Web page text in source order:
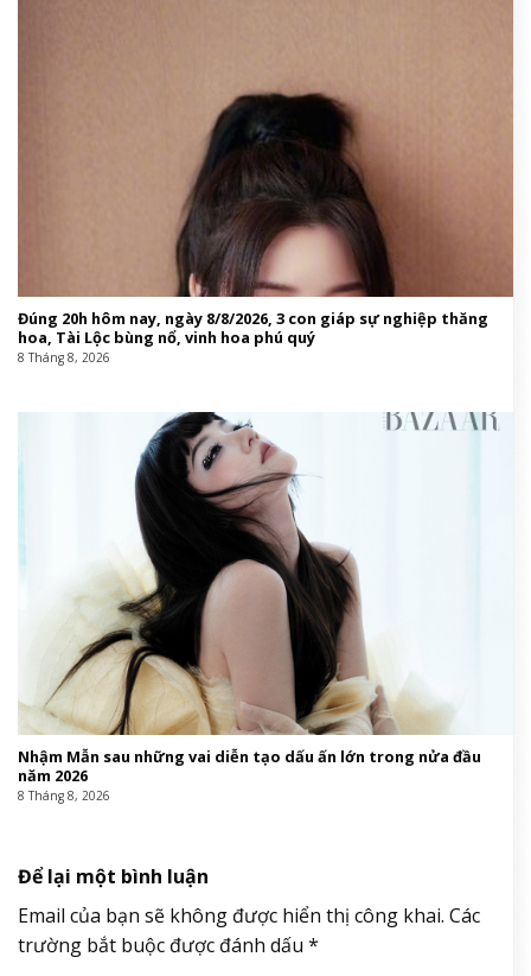
Đúng 20h hôm nay, ngày 8/8/2026, 3 con giáp sự nghiệp thăng
hoa, Tài Lộc bùng nổ, vinh hoa phú quý
8 Tháng 8, 2026
Nhậm Mẫn sau những vai diễn tạo dấu ấn lớn trong nửa đầu
năm 2026
8 Tháng 8, 2026
Để lại một bình luận
Email của bạn sẽ không được hiển thị công khai. Các
trường bắt buộc được đánh dấu *